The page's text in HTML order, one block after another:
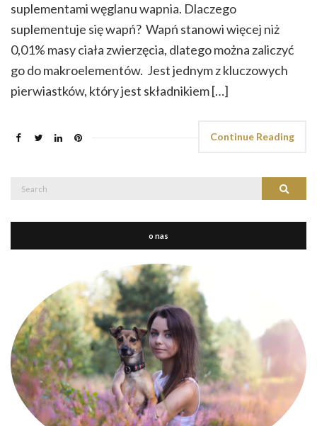
suplementami węglanu wapnia. Dlaczego
suplementuje się wapń? Wapń stanowi więcej niż
0,01% masy ciała zwierzęcia, dlatego można zaliczyć
go do makroelementów. Jest jednym z kluczowych
pierwiastków, który jest składnikiem […]
Continue Reading
Search
Search
o nas